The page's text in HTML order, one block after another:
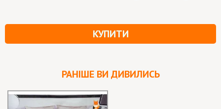
КУПИТИ
РАНІШЕ ВИ ДИВИЛИСЬ